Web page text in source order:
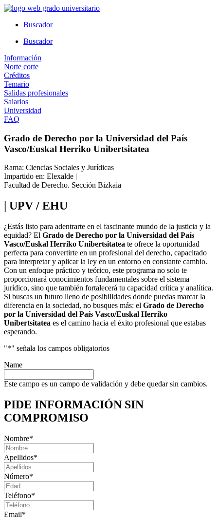
Ir
contenidoBuscador
Buscador
Información
Norte corte
Créditos
Temario
Salidas profesionales
Salarios
Universidad
FAQ
Grado de Derecho por la Universidad del País
Vasco/Euskal Herriko Unibertsitatea
Rama: Ciencias Sociales y Jurídicas
Impartido en: Elexalde |
Facultad de Derecho. Sección Bizkaia
| UPV / EHU
¿Estás listo para adentrarte en el fascinante mundo de la justicia y la
equidad? El Grado de Derecho por la Universidad del País
Vasco/Euskal Herriko Unibertsitatea te ofrece la oportunidad
perfecta para convertirte en un profesional del derecho, capacitado
para interpretar y aplicar la ley en un entorno en constante cambio.
Con un enfoque práctico y teórico, este programa no solo te
proporcionará conocimientos fundamentales sobre el sistema
jurídico, sino que también fortalecerá tu capacidad crítica y analítica.
Si buscas un futuro lleno de posibilidades donde puedas marcar la
diferencia en la sociedad, no busques más: el Grado de Derecho
por la Universidad del País Vasco/Euskal Herriko
Unibertsitatea es el camino hacia el éxito profesional que estabas
esperando.
"*" señala los campos obligatorios
Name
Este campo es un campo de validación y debe quedar sin cambios.
PIDE INFORMACIÓN SIN
COMPROMISO
Nombre*
Apellidos*
Número*
Teléfono*
Email*